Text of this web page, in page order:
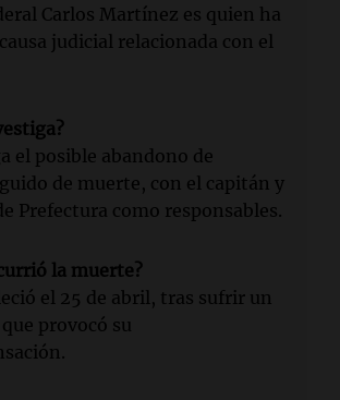
Carlos Martínez es quien ha
judicial relacionada con el
el posible abandono de
de muerte, con el capitán y
Prefectura como responsables.
la muerte?
el 25 de abril, tras sufrir un
provocó su